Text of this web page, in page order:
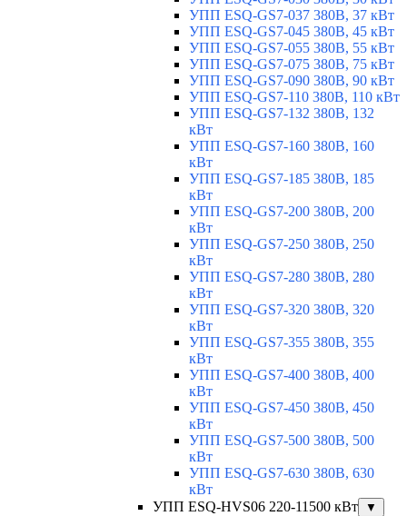
УПП ESQ-GS7-037 380В, 37 кВт
УПП ESQ-GS7-045 380В, 45 кВт
УПП ESQ-GS7-055 380В, 55 кВт
УПП ESQ-GS7-075 380В, 75 кВт
УПП ESQ-GS7-090 380В, 90 кВт
УПП ESQ-GS7-110 380В, 110 кВт
УПП ESQ-GS7-132 380В, 132
кВт
УПП ESQ-GS7-160 380В, 160
кВт
УПП ESQ-GS7-185 380В, 185
кВт
УПП ESQ-GS7-200 380В, 200
кВт
УПП ESQ-GS7-250 380В, 250
кВт
УПП ESQ-GS7-280 380В, 280
кВт
УПП ESQ-GS7-320 380В, 320
кВт
УПП ESQ-GS7-355 380В, 355
кВт
УПП ESQ-GS7-400 380В, 400
кВт
УПП ESQ-GS7-450 380В, 450
кВт
УПП ESQ-GS7-500 380В, 500
кВт
УПП ESQ-GS7-630 380В, 630
кВт
УПП ESQ-HVS06 220-11500 кВт
▼